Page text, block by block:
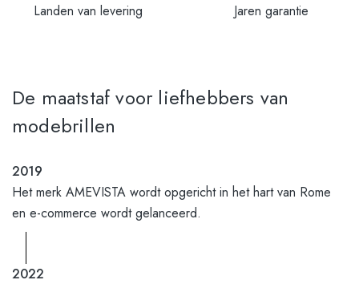
Landen van levering Jaren garantie
De maatstaf voor liefhebbers van
modebrillen
2019
Het merk AMEVISTA wordt opgericht in het hart van Rome
en e-commerce wordt gelanceerd.
2022